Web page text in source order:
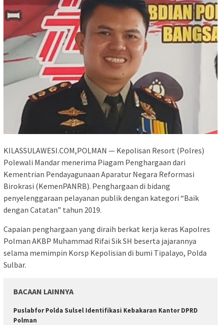
KILASSULAWESI.COM,POLMAN — Kepolisan Resort (Polres)
Polewali Mandar menerima Piagam Penghargaan dari
Kementrian Pendayagunaan Aparatur Negara Reformasi
Birokrasi (KemenPANRB). Penghargaan di bidang
penyelenggaraan pelayanan publik dengan kategori “Baik
dengan Catatan” tahun 2019.
Capaian penghargaan yang diraih berkat kerja keras Kapolres
Polman AKBP Muhammad Rifai Sik SH beserta jajarannya
selama memimpin Korsp Kepolisian di bumi Tipalayo, Polda
Sulbar.
BACAAN LAINNYA
Puslabfor Polda Sulsel Identifikasi Kebakaran Kantor DPRD
Polman